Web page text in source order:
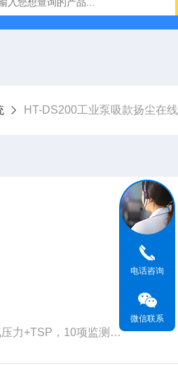
HT-DS200工业泵吸款扬尘在
力+TSP，10项监测
电话咨询
微信联系